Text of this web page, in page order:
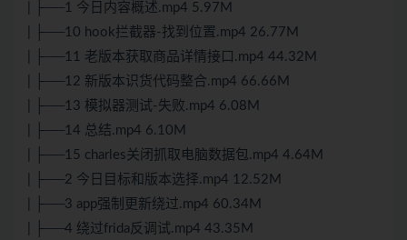
| ├──1 今日内容概述.mp4 5.97M
| ├──10 hook拦截器-找到位置.mp4 26.77M
| ├──11 老版本获取商品详情接口.mp4 44.32M
| ├──12 新版本识货代码整合.mp4 66.66M
| ├──13 模拟器测试-失败.mp4 6.08M
| ├──14 总结.mp4 6.10M
| ├──15 charles关闭抓取电脑数据包.mp4 4.64M
| ├──2 今日目标和版本选择.mp4 12.52M
| ├──3 app强制更新绕过.mp4 60.34M
| ├──4 绕过frida反调试.mp4 43.35M